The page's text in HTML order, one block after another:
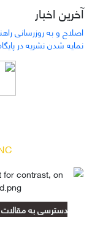
آخرین اخبار
اصلاح و به روزرسانی
نمایه شدن نشریه در
دسترسی به مقالات